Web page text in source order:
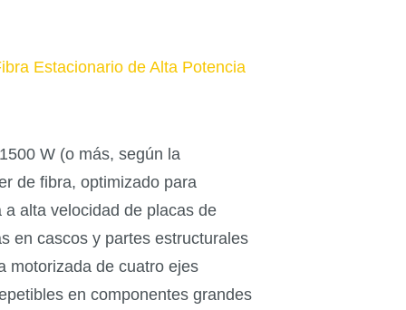
Estacionario de Alta Potencia
W (o más, según la
de fibra, optimizado para
alta velocidad de placas de
en cascos y partes estructurales
motorizada de cuatro ejes
en componentes grandes